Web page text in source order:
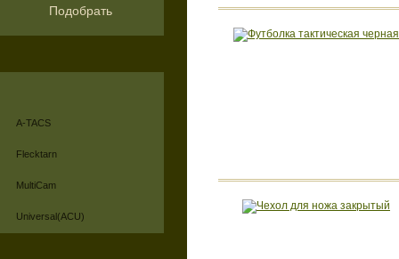
Подобрать
A-TACS
Flecktarn
MultiCam
Universal(ACU)